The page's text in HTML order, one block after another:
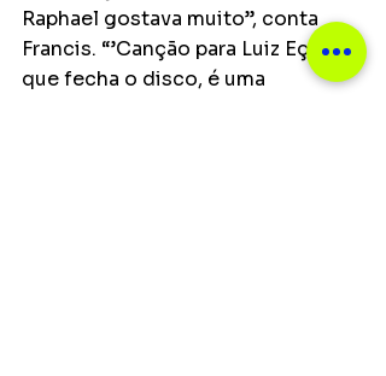
Raphael gostava muito”, conta
Francis. “’Canção para Luiz Eça’,
que fecha o disco, é uma